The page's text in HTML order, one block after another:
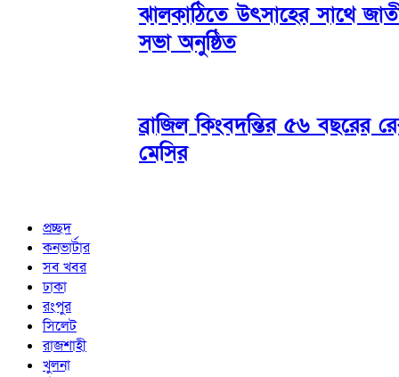
ঝালকাঠিতে উৎসাহের সাথে
সভা অনুষ্ঠিত
ব্রাজিল কিংবদন্তির ৫৬ বছরের
মেসির
প্রচ্ছদ
কনভার্টার
সব খবর
ঢাকা
রংপুর
সিলেট
রাজশাহী
খুলনা